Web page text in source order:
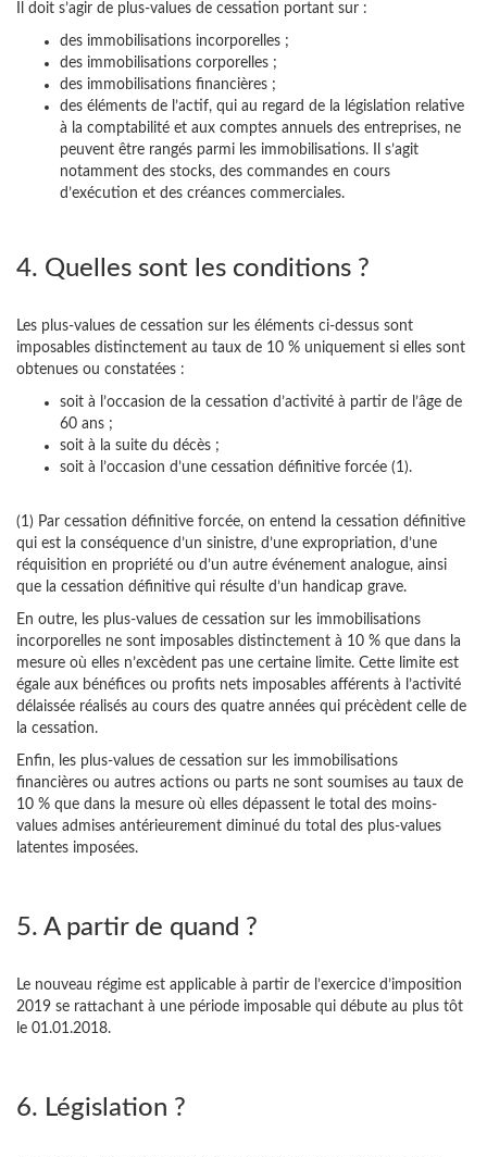
Il doit s’agir de plus-values de cessation portant sur :
des immobilisations incorporelles ;
des immobilisations corporelles ;
des immobilisations financières ;
des éléments de l’actif, qui au regard de la législation relative
à la comptabilité et aux comptes annuels des entreprises, ne
peuvent être rangés parmi les immobilisations. Il s’agit
notamment des stocks, des commandes en cours
d’exécution et des créances commerciales.
4. Quelles sont les conditions ?
Les plus-values de cessation sur les éléments ci-dessus sont
imposables distinctement au taux de 10 % uniquement si elles sont
obtenues ou constatées :
soit à l’occasion de la cessation d’activité à partir de l’âge de
60 ans ;
soit à la suite du décès ;
soit à l’occasion d’une cessation définitive forcée (1).
(1) Par cessation définitive forcée, on entend la cessation définitive
qui est la conséquence d’un sinistre, d’une expropriation, d’une
réquisition en propriété ou d’un autre événement analogue, ainsi
que la cessation définitive qui résulte d’un handicap grave.
En outre, les plus-values de cessation sur les immobilisations
incorporelles ne sont imposables distinctement à 10 % que dans la
mesure où elles n’excèdent pas une certaine limite. Cette limite est
égale aux bénéfices ou profits nets imposables afférents à l’activité
délaissée réalisés au cours des quatre années qui précèdent celle de
la cessation.
Enfin, les plus-values de cessation sur les immobilisations
financières ou autres actions ou parts ne sont soumises au taux de
10 % que dans la mesure où elles dépassent le total des moins-
values admises antérieurement diminué du total des plus-values
latentes imposées.
5. A partir de quand ?
Le nouveau régime est applicable à partir de l’exercice d’imposition
2019 se rattachant à une période imposable qui débute au plus tôt
le 01.01.2018.
6. Législation ?